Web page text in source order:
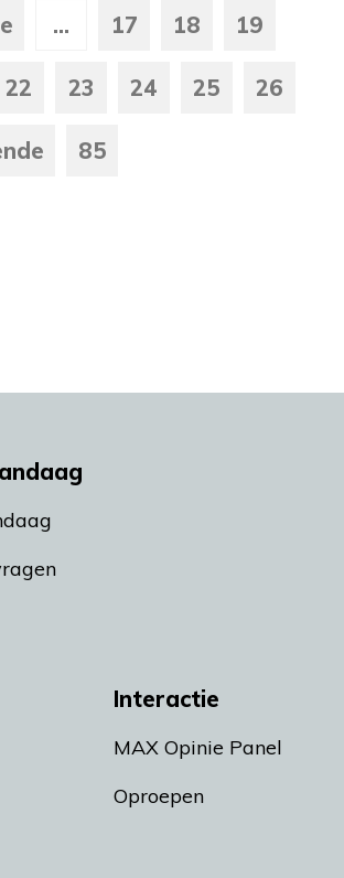
... 17 18 19
22 23 24 25 26
85
Interactie
MAX Opinie Panel
Oproepen